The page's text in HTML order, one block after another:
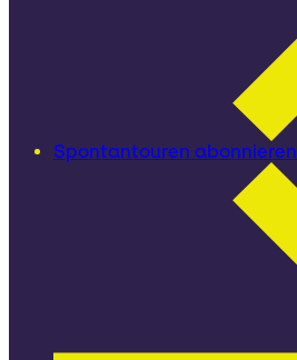
Spontantouren abonnieren